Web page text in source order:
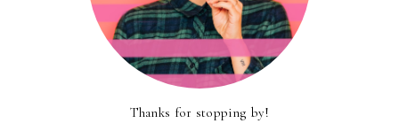
Thanks for stopping by!